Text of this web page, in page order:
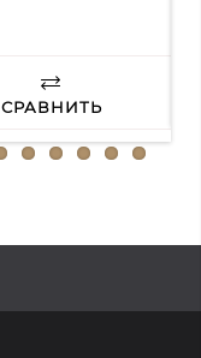
СРАВНИТЬ